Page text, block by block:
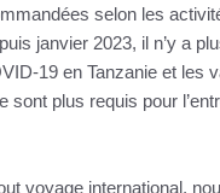
selon les
janvier 2023, il n’y a
19 en Tanzanie et les
sont plus requis pour
voyage international,